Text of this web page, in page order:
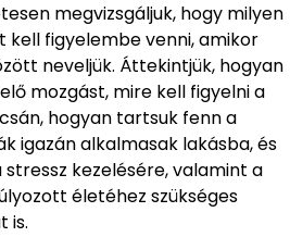
megvizsgáljuk, hogy milyen
kell figyelembe venni, amikor
neveljük. Áttekintjük, hogyan
mozgást, mire kell figyelni a
hogyan tartsuk fenn a
igazán alkalmasak lakásba, és
kezelésére, valamint a
életéhez szükséges
is.